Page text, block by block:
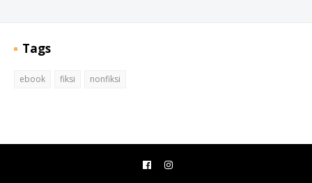
Tags
ebook fiksi nonfiksi